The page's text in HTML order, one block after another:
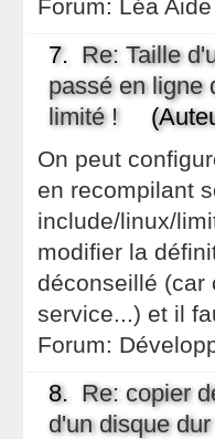
Forum: Léa Aide
7. Re: Taille
passé en ligne
limité !
On peut
en recompilant
include/linux/
modifier la
déconseillé (car
service...) et il
Forum:
8. Re: copier
d'un disque